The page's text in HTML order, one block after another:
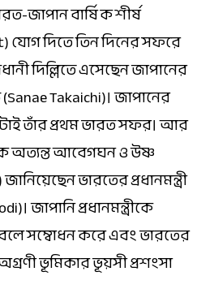
জাপান বার্ষিক শীর্ষ
যোগ দিতে তিন দিনের সফরে
দিল্লিতে এসেছেন জাপানের
(Sanae Takaichi)। জাপানের
তাঁর প্রথম ভারত সফর। আর
অত্যন্ত আবেগঘন ও উষ্ণ
ভারতের প্রধানমন্ত্রী
জাপানি প্রধানমন্ত্রীকে
সম্বোধন করে এবং ভারতের
ভূমিকার ভূয়সী প্রশংসা